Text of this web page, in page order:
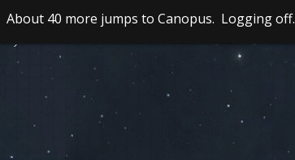
About 40 more jumps to Canopus. Logging off.